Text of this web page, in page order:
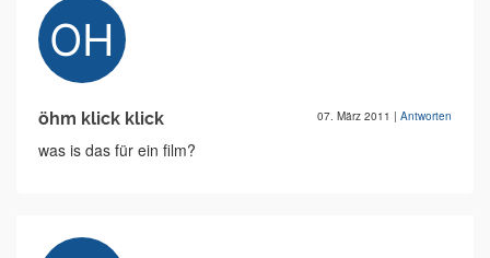
öhm klick klick 07. März 2011 | Antworten
was is das für ein film?